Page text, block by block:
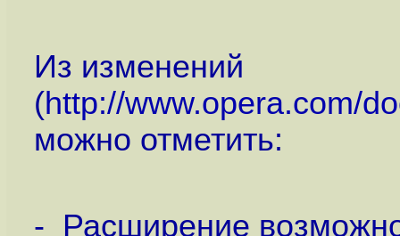
Из изменений
(http://www.opera.com/
можно отметить:
- Расширение